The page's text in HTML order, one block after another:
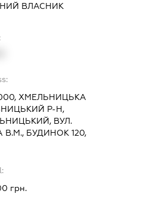
ВЛАСНИК
ХМЕЛЬНИЦЬКА
Р-Н,
ВУЛ.
БУДИНОК 120,
грн.